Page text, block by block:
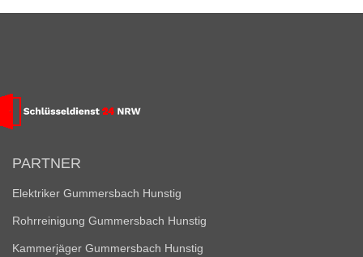
PARTNER
Elektriker Gummersbach Hunstig
Rohrreinigung Gummersbach Hunstig
Kammerjäger Gummersbach Hunstig